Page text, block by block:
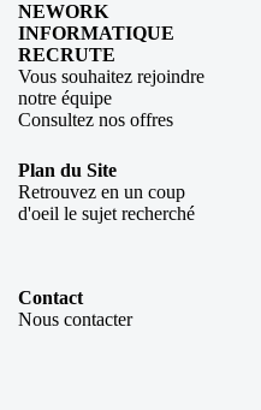
NEWORK
INFORMATIQUE
RECRUTE
Vous souhaitez rejoindre
notre équipe
Consultez nos offres
Plan du Site
Retrouvez en un coup
d'oeil le sujet recherché
Contact
Nous contacter